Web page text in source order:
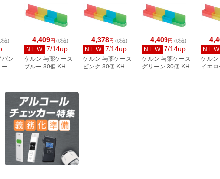
4,409円 (税込)
NEW 7/14up
ケルン 与薬ケース
ブルー 30個 KH-
4,378円 (税込)
NEW 7/14up
ケルン 与薬ケース
ピンク 30個 KH-
4,409円 (税込)
NEW 7/14up
ケルン 与薬ケース
グリーン 30個 KH-
NEW
ケルン
イエ
込)
バン
ース